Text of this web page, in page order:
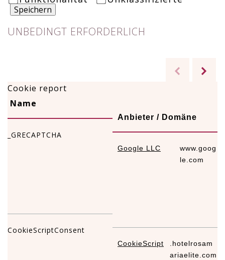
Speichern
UNBEDINGT ERFORDERLICH
Name
_GRECAPTCHA
CookieScriptConsent
Cookie report
Anbieter / Domäne
Google LLC
www.goog
le.com
CookieScript
.hotelrosam
ariaelite.com